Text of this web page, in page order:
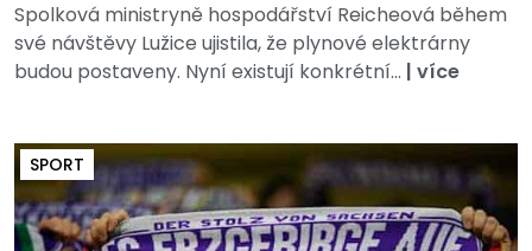
Spolková ministryně hospodářství Reicheová během
své návštěvy Lužice ujistila, že plynové elektrárny
budou postaveny. Nyní existují konkrétní... | více
SPORT